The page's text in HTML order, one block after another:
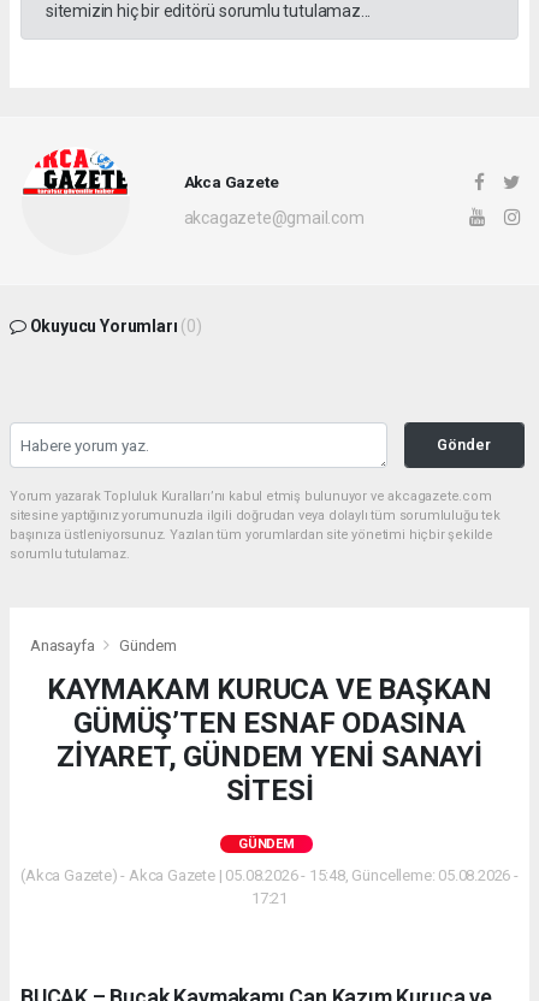
sitemizin hiç bir editörü sorumlu tutulamaz...
Akca Gazete
akcagazete@gmail.com
Okuyucu Yorumları (0)
Gönder
Yorum yazarak Topluluk Kuralları’nı kabul etmiş bulunuyor ve akcagazete.com
sitesine yaptığınız yorumunuzla ilgili doğrudan veya dolaylı tüm sorumluluğu tek
başınıza üstleniyorsunuz. Yazılan tüm yorumlardan site yönetimi hiçbir şekilde
sorumlu tutulamaz.
Anasayfa Gündem
KAYMAKAM KURUCA VE BAŞKAN
GÜMÜŞ’TEN ESNAF ODASINA
ZİYARET, GÜNDEM YENİ SANAYİ
SİTESİ
GÜNDEM
(Akca Gazete) - Akca Gazete | 05.08.2026 - 15:48, Güncelleme: 05.08.2026 -
17:21